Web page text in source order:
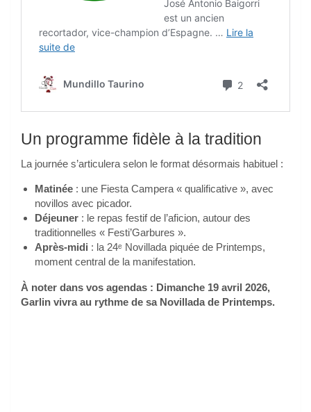
Un programme fidèle à la tradition
La journée s’articulera selon le format désormais habituel :
Matinée : une Fiesta Campera « qualificative », avec
novillos avec picador.
Déjeuner : le repas festif de l’aficion, autour des
traditionnelles « Festi’Garbures ».
Après-midi : la 24ᵉ Novillada piquée de Printemps,
moment central de la manifestation.
À noter dans vos agendas : Dimanche 19 avril 2026,
Garlin vivra au rythme de sa Novillada de Printemps.